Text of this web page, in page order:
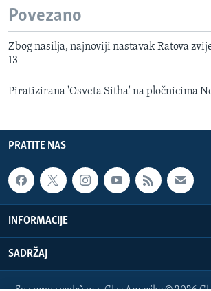
Povezano
Zbog nasilja, najnoviji nastavak Ratova
13
Piratizirana 'Osveta Sitha' na pločnicima
PRATITE NAS
INFORMACIJE
SADRŽAJ